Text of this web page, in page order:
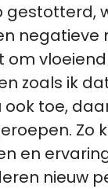
negatieve
om
zoals ik
ook toe,
Zo
en
nieuw